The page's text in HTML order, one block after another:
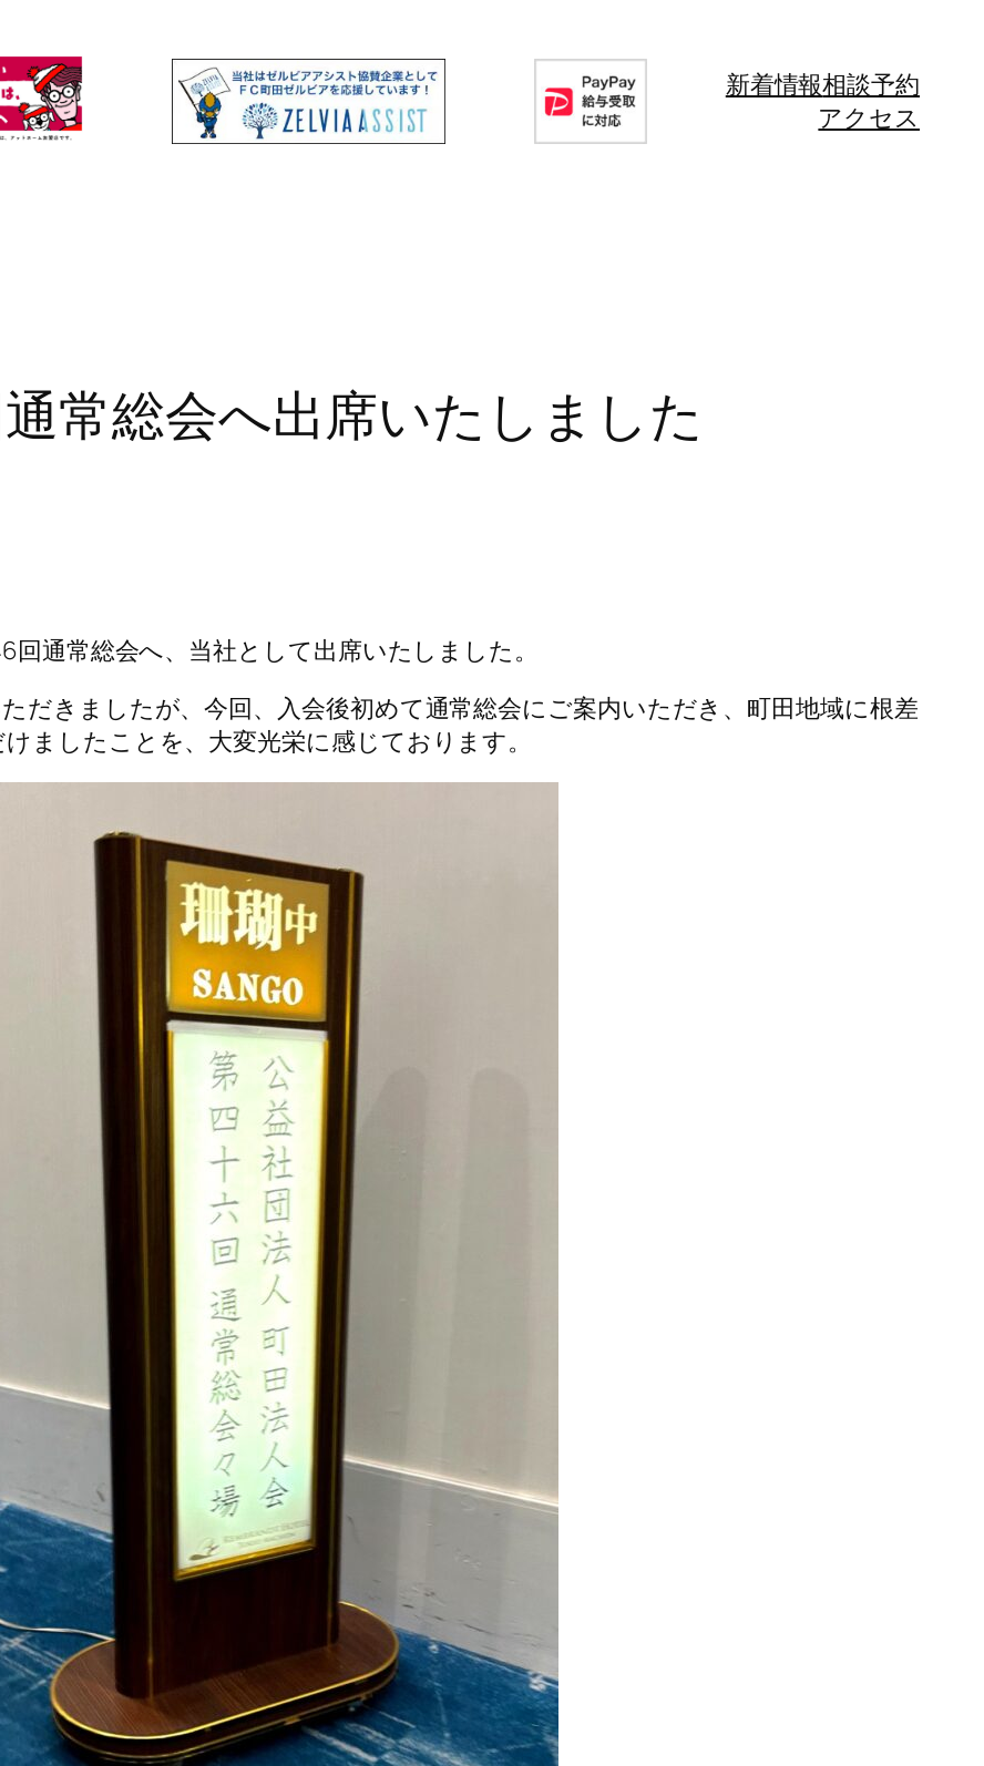
新着情報相談予約
アクセス
常総会へ出席いたしました
通常総会へ、当社として出席いたしました。
だきましたが、今回、入会後初めて通常総会にご案内いただき、町田地域に根差
ましたことを、大変光栄に感じております。